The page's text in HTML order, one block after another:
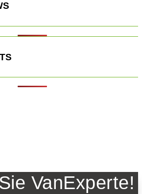
VanExperte!